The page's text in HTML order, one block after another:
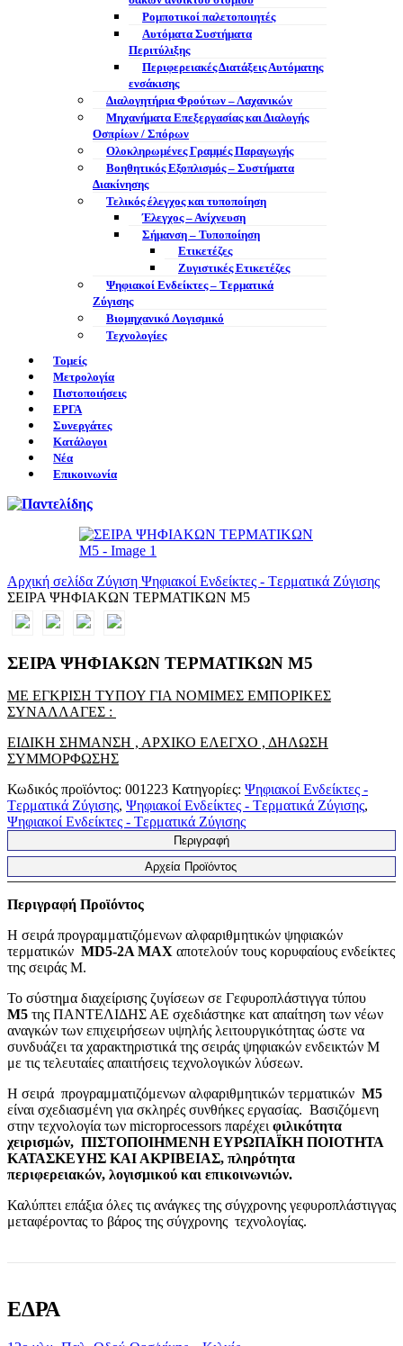
Ρομποτικοί παλετοποιητές
Αυτόματα Συστήματα
Περιτύλιξης
Περιφερειακές Διατάξεις Αυτόματης
ενσάκισης
Διαλογητήρια Φρούτων – Λαχανικών
Μηχανήματα Επεξεργασίας και Διαλογής
Οσπρίων / Σπόρων
Ολοκληρωμένες Γραμμές Παραγωγής
Βοηθητικός Εξοπλισμός – Συστήματα
Διακίνησης
Τελικός έλεγχος και τυποποίηση
Έλεγχος – Ανίχνευση
Σήμανση – Τυποποίηση
Ετικετέζες
Ζυγιστικές Ετικετέζες
Ψηφιακοί Ενδείκτες – Tερματικά
Ζύγισης
Βιομηχανικό Λογισμικό
Τεχνολογίες
Τομείς
Μετρολογία
Πιστοποιήσεις
ΕΡΓΑ
Συνεργάτες
Κατάλογοι
Νέα
Επικοινωνία
Αρχική σελίδα Ζύγιση Ψηφιακοί Ενδείκτες - Tερματικά Ζύγισης
ΣΕΙΡΑ ΨΗΦΙΑΚΩΝ ΤΕΡΜΑΤΙΚΩΝ M5
ΣΕΙΡΑ ΨΗΦΙΑΚΩΝ ΤΕΡΜΑΤΙΚΩΝ M5
ΜΕ ΕΓΚΡΙΣΗ ΤΥΠΟΥ ΓΙΑ ΝΟΜΙΜΕΣ ΕΜΠΟΡΙΚΕΣ
ΣΥΝΑΛΛΑΓΕΣ :
ΕΙΔΙΚΗ ΣΗΜΑΝΣΗ , ΑΡΧΙΚΟ ΕΛΕΓΧΟ , ΔΗΛΩΣΗ
ΣΥΜΜΟΡΦΩΣΗΣ
Κωδικός προϊόντος: 001223 Κατηγορίες: Ψηφιακοί Ενδείκτες -
Tερματικά Ζύγισης, Ψηφιακοί Ενδείκτες - Tερματικά Ζύγισης,
Ψηφιακοί Ενδείκτες - Tερματικά Ζύγισης
Περιγραφή
Αρχεία Προϊόντος
Περιγραφή Προϊόντος
Η σειρά προγραμματιζόμενων αλφαριθμητικών ψηφιακών
τερματικών ΜD5-2Α MAX αποτελούν τους κορυφαίους ενδείκτες
της σειράς Μ.
Το σύστημα διαχείρισης ζυγίσεων σε Γεφυροπλάστιγγα τύπου
Μ5 της ΠΑΝΤΕΛΙΔΗΣ ΑΕ σχεδιάστηκε κατ απαίτηση των νέων
αναγκών των επιχειρήσεων υψηλής λειτουργικότητας ώστε να
συνδυάζει τα χαρακτηριστικά της σειράς ψηφιακών ενδεικτών Μ
με τις τελευταίες απαιτήσεις τεχνολογικών λύσεων.
Η σειρά προγραμματιζόμενων αλφαριθμητικών τερματικών Μ5
είναι σχεδιασμένη για σκληρές συνθήκες εργασίας. Βασιζόμενη
στην τεχνολογία των microprocessors παρέχει φιλικότητα
χειρισμών, ΠΙΣΤΟΠΟΙΗΜΕΝΗ ΕΥΡΩΠΑΪΚΗ ΠΟΙΟΤΗΤΑ
ΚΑΤΑΣΚΕΥΗΣ ΚΑΙ ΑΚΡΙΒΕΙΑΣ, πληρότητα
περιφερειακών, λογισμικού και επικοινωνιών.
Καλύπτει επάξια όλες τις ανάγκες της σύγχρονης γεφυροπλάστιγγας
μεταφέροντας το βάρος της σύγχρονης τεχνολογίας.
ΕΔΡΑ